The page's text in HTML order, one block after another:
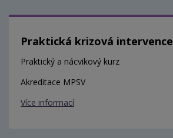
Praktická krizová intervence
Praktický a nácvikový kurz
Akreditace MPSV
Více informací